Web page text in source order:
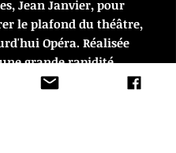
Jean Janvier, pour
le plafond du théâtre,
Opéra. Réalisée
grande rapidité,
fut mise en place en